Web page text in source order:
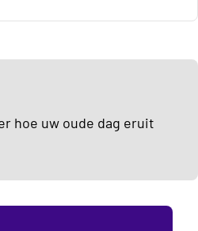
hoe uw oude dag eruit